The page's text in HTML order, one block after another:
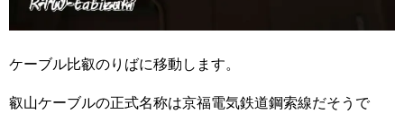
ケーブル比叡のりばに移動します。
叡山ケーブルの正式名称は京福電気鉄道鋼索線だそうで